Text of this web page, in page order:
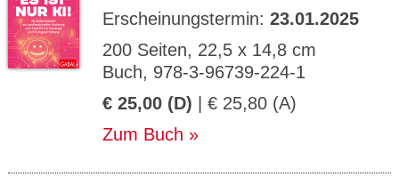
Erscheinungstermin: 23.01.2025
200 Seiten, 22,5 x 14,8 cm
Buch, 978-3-96739-224-1
€ 25,00 (D) | € 25,80 (A)
Zum Buch